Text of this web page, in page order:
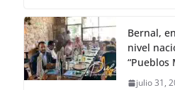
Bernal,
nivel
“Pueblos
julio 31,